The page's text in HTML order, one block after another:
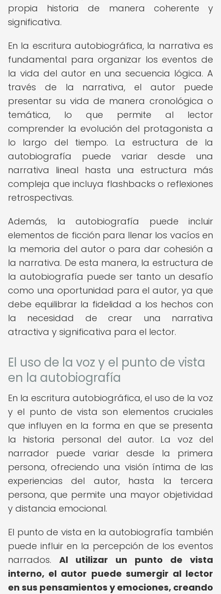
propia historia de manera coherente y
significativa.
En la escritura autobiográfica, la narrativa es
fundamental para organizar los eventos de
la vida del autor en una secuencia lógica. A
través de la narrativa, el autor puede
presentar su vida de manera cronológica o
temática, lo que permite al lector
comprender la evolución del protagonista a
lo largo del tiempo. La estructura de la
autobiografía puede variar desde una
narrativa lineal hasta una estructura más
compleja que incluya flashbacks o reflexiones
retrospectivas.
Además, la autobiografía puede incluir
elementos de ficción para llenar los vacíos en
la memoria del autor o para dar cohesión a
la narrativa. De esta manera, la estructura de
la autobiografía puede ser tanto un desafío
como una oportunidad para el autor, ya que
debe equilibrar la fidelidad a los hechos con
la necesidad de crear una narrativa
atractiva y significativa para el lector.
El uso de la voz y el punto de vista
en la autobiografía
En la escritura autobiográfica, el uso de la voz
y el punto de vista son elementos cruciales
que influyen en la forma en que se presenta
la historia personal del autor. La voz del
narrador puede variar desde la primera
persona, ofreciendo una visión íntima de las
experiencias del autor, hasta la tercera
persona, que permite una mayor objetividad
y distancia emocional.
El punto de vista en la autobiografía también
puede influir en la percepción de los eventos
narrados. Al utilizar un punto de vista
interno, el autor puede sumergir al lector
en sus pensamientos y emociones, creando